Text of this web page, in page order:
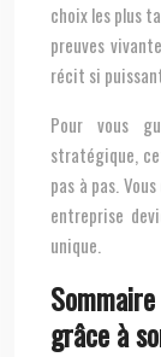
choix les plus
preuves
récit si
Pour vous
stratégique,
pas à pas.
entreprise
unique.
grâce à